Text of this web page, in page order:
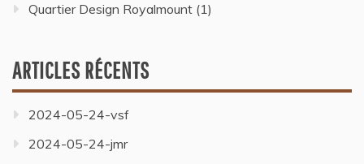
Quartier Design Royalmount (1)
ARTICLES RÉCENTS
2024-05-24-vsf
2024-05-24-jmr